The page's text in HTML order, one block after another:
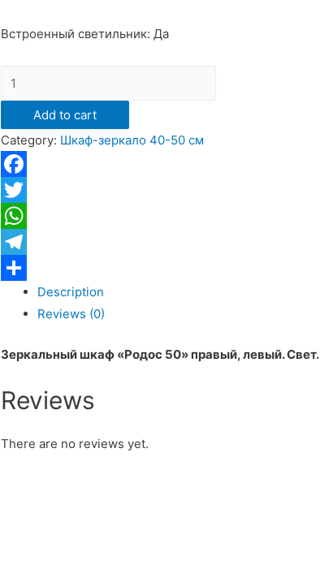
Встроенный светильник: Да
Зеркальный
шкаф
Санта
"Родос
50"
свет
quantity
Add to cart
Category: Шкаф-зеркало 40-50 см
Facebook
Twitter
WhatsApp
Telegram
ОтправитьDescription
Reviews (0)
Зеркальный шкаф «Родос 50» правый, левый. Свет.
Reviews
There are no reviews yet.